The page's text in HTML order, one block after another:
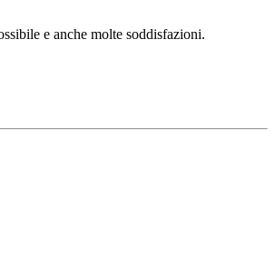
e anche molte soddisfazioni.